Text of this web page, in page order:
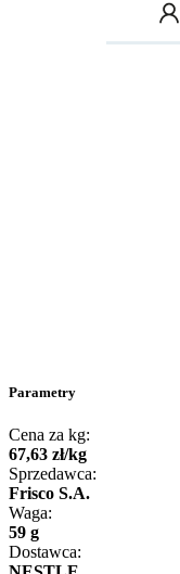
Parametry
Cena za kg:
67,63 zł/kg
Sprzedawca:
Frisco S.A.
Waga:
59 g
Dostawca: